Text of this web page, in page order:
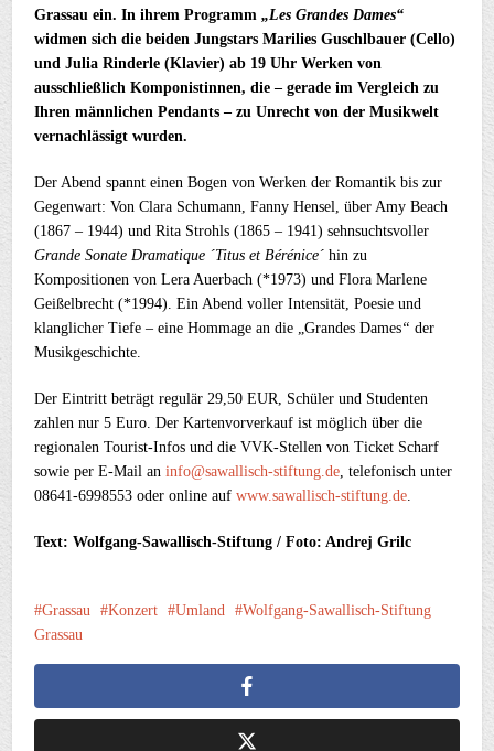
Grassau ein. In ihrem Programm„Les Grandes Dames“
widmen sich die beiden Jungstars Marilies Guschlbauer (Cello)
und Julia Rinderle (Klavier) ab 19 Uhr Werken von
ausschließlich Komponistinnen, die – gerade im Vergleich zu
Ihren männlichen Pendants – zu Unrecht von der Musikwelt
vernachlässigt wurden.
Der Abend spannt einen Bogen von Werken der Romantik bis zur
Gegenwart: Von Clara Schumann, Fanny Hensel, über Amy Beach
(1867 – 1944) und Rita Strohls (1865 – 1941) sehnsuchtsvoller
Grande Sonate Dramatique ´Titus et Bérénice´hin zu
Kompositionen von Lera Auerbach (*1973) und Flora Marlene
Geißelbrecht (*1994). Ein Abend voller Intensität, Poesie und
klanglicher Tiefe – eine Hommage an die „Grandes Dames“ der
Musikgeschichte.
Der Eintritt beträgt regulär 29,50 EUR, Schüler und Studenten
zahlen nur 5 Euro. Der Kartenvorverkauf ist möglich über die
regionalen Tourist-Infos und die VVK-Stellen von Ticket Scharf
sowie per E-Mail aninfo@sawallisch-stiftung.de , telefonisch unter
08641-6998553 oder online aufwww.sawallisch-stiftung.de
Text: Wolfgang-Sawallisch-Stiftung / Foto: Andrej Grilc
Grassau Konzert Umland
Wolfgang-Sawallisch-Stiftung
Grassau